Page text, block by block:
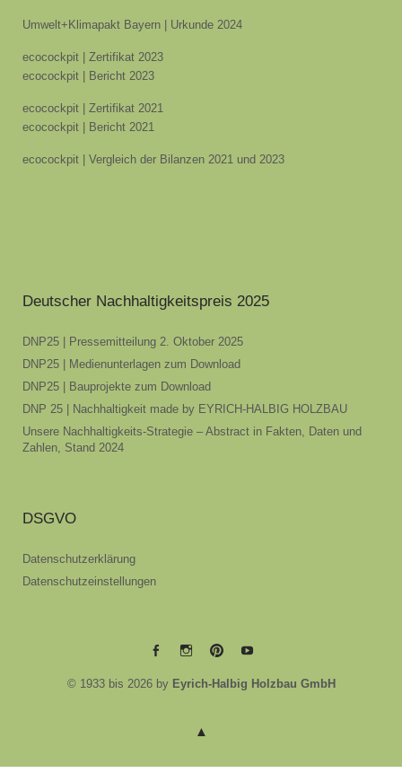
Umwelt+Klimapakt Bayern | Urkunde 2024
ecocockpit | Zertifikat 2023
ecocockpit | Bericht 2023
ecocockpit | Zertifikat 2021
ecocockpit | Bericht 2021
ecocockpit | Vergleich der Bilanzen 2021 und 2023
Deutscher Nachhaltigkeitspreis 2025
DNP25 | Pressemitteilung 2. Oktober 2025
DNP25 | Medienunterlagen zum Download
DNP25 | Bauprojekte zum Download
DNP 25 | Nachhaltigkeit made by EYRICH-HALBIG HOLZBAU
Unsere Nachhaltigkeits-Strategie – Abstract in Fakten, Daten und
Zahlen, Stand 2024
DSGVO
Datenschutzerklärung
Datenschutzeinstellungen
EYRICH-EYRICH-EYRICH-EYRICH-
© 1933 bis 2026 by Eyrich-Halbig Holzbau GmbH